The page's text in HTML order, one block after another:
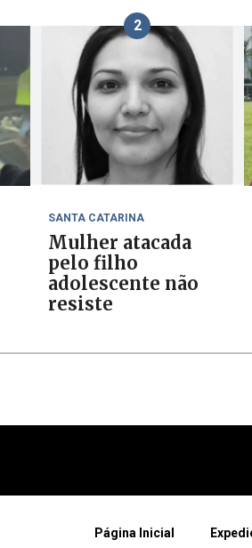
2
SANTA CATARINA
Mulher atacada
pelo filho
adolescente não
resiste
Página Inicial